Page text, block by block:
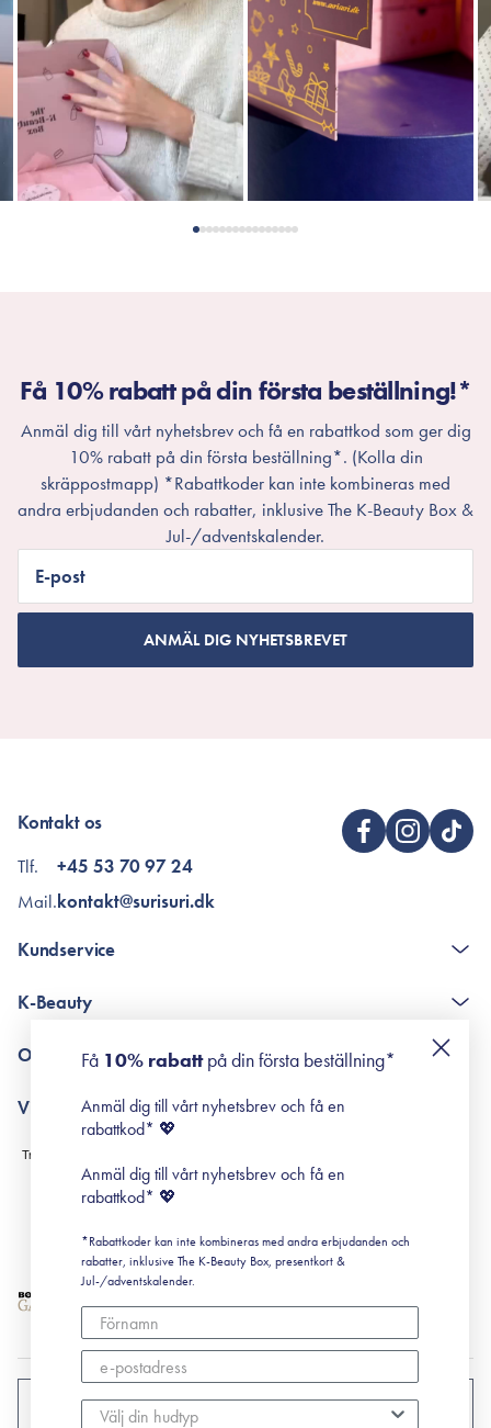
Få 10% rabatt på din första beställning!*
Anmäl dig till vårt nyhetsbrev och få en rabattkod som ger dig
10% rabatt på din första beställning*. (Kolla din
skräppostmapp) *Rabattkoder kan inte kombineras med
andra erbjudanden och rabatter, inklusive The K-Beauty Box &
Jul-/adventskalender.
E-post
ANMÄL DIG NYHETSBREVET
Kontakt os
Tlf.
Mail.
+45 53 70 97 24
kontakt@surisuri.dk
Kundservice
Poängshop - frågor och svar
K-Beauty
Retinol för nybörjare
Om Surisuri
Black Friday
Villkor
Leverans & Retur
Köpvillkor
Prenumerationsvillkor
Cookiepolicy
SVERIGE
Få 10% rabattpå din första beställning*
Anmäl dig till vårt nyhetsbrev och få en
rabattkod* 💖
Anmäl dig till vårt nyhetsbrev och få en
rabattkod* 💖
*Rabattkoder kan inte kombineras med andra erbjudanden och
rabatter, inklusive The K-Beauty Box, presentkort &
Jul-/adventskalender.